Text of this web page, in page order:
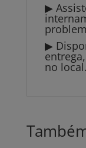
▶
▶
no local.